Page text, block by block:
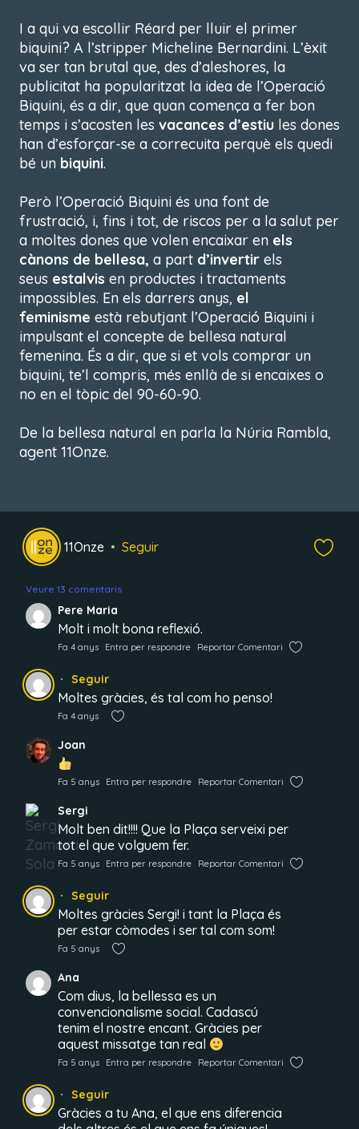
I a qui va escollir Réard per lluir el primer
biquini? A l’stripper Micheline Bernardini. L’èxit
va ser tan brutal que, des d’aleshores, la
publicitat ha popularitzat la idea de l’Operació
Biquini, és a dir, que quan comença a fer bon
temps i s’acosten les vacances d’estiu les dones
han d’esforçar-se a correcuita perquè els quedi
bé un biquini.
Però l’Operació Biquini és una font de
frustració, i, fins i tot, de riscos per a la salut per
a moltes dones que volen encaixar en els
cànons de bellesa, a part d’invertir els
seus estalvis en productes i tractaments
impossibles. En els darrers anys, el
feminisme està rebutjant l’Operació Biquini i
impulsant el concepte de bellesa natural
femenina. És a dir, que si et vols comprar un
biquini, te’l compris, més enllà de si encaixes o
no en el tòpic del 90-60-90.
De la bellesa natural en parla la Núria Rambla,
agent 11Onze.
11Onze Seguir
Veure 13 comentaris
Pere Maria
Molt i molt bona reflexió.
Fa 4 anys Entra per respondre Reportar Comentari
Seguir
Moltes gràcies, és tal com ho penso!
Fa 4 anys
Joan
Fa 5 anys Entra per respondre Reportar Comentari
Sergi
Molt ben dit!!!! Que la Plaça serveixi per
tot el que volguem fer.
Fa 5 anys Entra per respondre Reportar Comentari
Seguir
Moltes gràcies Sergi! i tant la Plaça és
per estar còmodes i ser tal com som!
Fa 5 anys
Ana
Com dius, la bellessa es un
convencionalisme social. Cadascú
tenim el nostre encant. Gràcies per
aquest missatge tan real
Fa 5 anys Entra per respondre Reportar Comentari
Seguir
Gràcies a tu Ana, el que ens diferencia